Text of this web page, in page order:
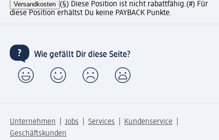
Versandkosten (§) Diese Position ist nicht rabattfähig.(#) Für
diese Position erhältst Du keine PAYBACK Punkte.
Wie gefällt Dir diese Seite?
Unternehmen Jobs Services
Kundenservice
Geschäftskunden